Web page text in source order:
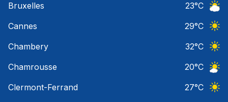
Bruxelles
23°C
Cannes
29°C
Chambery
32°C
Chamrousse
20°C
Clermont-Ferrand
27°C